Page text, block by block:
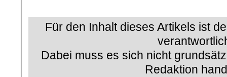
Für den Inhalt dieses Artikels ist
Dabei muss es sich nicht
Redaktion